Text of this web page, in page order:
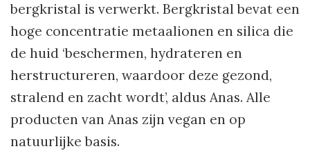
bergkristal is verwerkt. Bergkristal bevat een
hoge concentratie metaalionen en silica die
de huid ‘beschermen, hydrateren en
herstructureren, waardoor deze gezond,
stralend en zacht wordt’, aldus Anas. Alle
producten van Anas zijn vegan en op
natuurlijke basis.